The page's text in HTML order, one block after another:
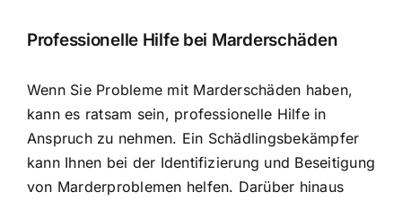
Professionelle Hilfe bei Marderschäden
Wenn Sie Probleme mit Marderschäden haben,
kann es ratsam sein, professionelle Hilfe in
Anspruch zu nehmen. Ein Schädlingsbekämpfer
kann Ihnen bei der Identifizierung und Beseitigung
von Marderproblemen helfen. Darüber hinaus